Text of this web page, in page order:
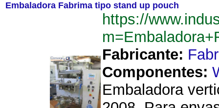
Embaladora Fabrima tipo stand up pouch
https://
Fabricante:
Componentes:
Embaladora